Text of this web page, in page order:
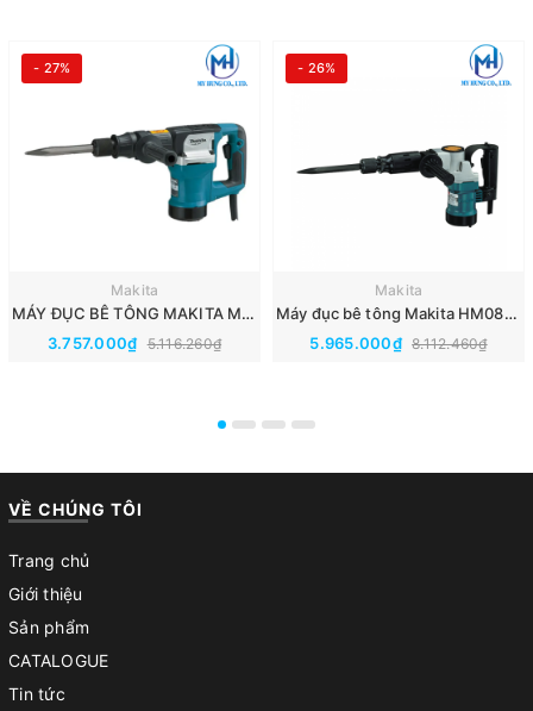
- 27%
Makita
MÁY ĐỤC BÊ TÔNG MAKITA M8600B
3.757.000₫ 5.116.260₫
- 26%
Makita
Máy đục bê tông Makita HM0810TA(Chuôi lục giác 17MM)
5.965.000₫ 8.112.460₫
VỀ CHÚNG TÔI
Trang chủ
Giới thiệu
Sản phẩm
CATALOGUE
Tin tức